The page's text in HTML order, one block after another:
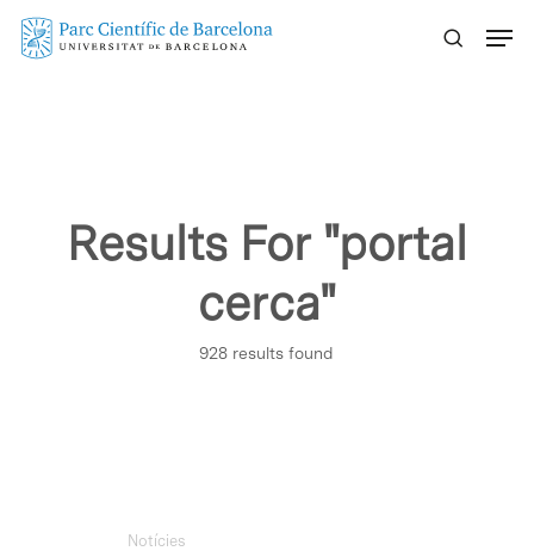
Skip
Results For "portal
cerca"
928 results found
Notícies